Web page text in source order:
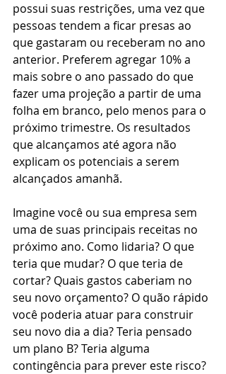
possui suas restrições, uma vez que
pessoas tendem a ficar presas ao
que gastaram ou receberam no ano
anterior. Preferem agregar 10% a
mais sobre o ano passado do que
fazer uma projeção a partir de uma
folha em branco, pelo menos para o
próximo trimestre. Os resultados
que alcançamos até agora não
explicam os potenciais a serem
alcançados amanhã.
Imagine você ou sua empresa sem
uma de suas principais receitas no
próximo ano. Como lidaria? O que
teria que mudar? O que teria de
cortar? Quais gastos caberiam no
seu novo orçamento? O quão rápido
você poderia atuar para construir
seu novo dia a dia? Teria pensado
um plano B? Teria alguma
contingência para prever este risco?